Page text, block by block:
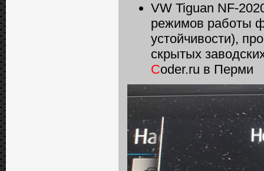
VW Tiguan NF-
режимов работы
устойчивости),
скрытых
Coder.ru в Перми